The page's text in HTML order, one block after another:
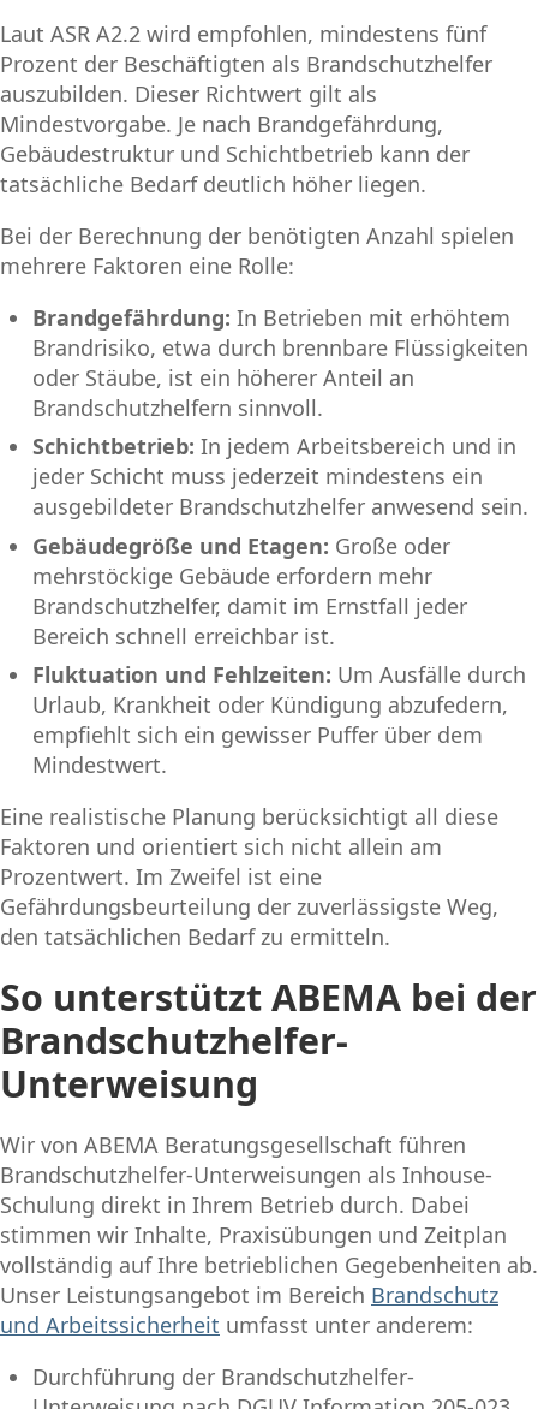
Laut ASR A2.2 wird empfohlen, mindestens fünf
Prozent der Beschäftigten als Brandschutzhelfer
auszubilden. Dieser Richtwert gilt als
Mindestvorgabe. Je nach Brandgefährdung,
Gebäudestruktur und Schichtbetrieb kann der
tatsächliche Bedarf deutlich höher liegen.
Bei der Berechnung der benötigten Anzahl spielen
mehrere Faktoren eine Rolle:
Brandgefährdung: In Betrieben mit erhöhtem
Brandrisiko, etwa durch brennbare Flüssigkeiten
oder Stäube, ist ein höherer Anteil an
Brandschutzhelfern sinnvoll.
Schichtbetrieb: In jedem Arbeitsbereich und in
jeder Schicht muss jederzeit mindestens ein
ausgebildeter Brandschutzhelfer anwesend sein.
Gebäudegröße und Etagen: Große oder
mehrstöckige Gebäude erfordern mehr
Brandschutzhelfer, damit im Ernstfall jeder
Bereich schnell erreichbar ist.
Fluktuation und Fehlzeiten: Um Ausfälle durch
Urlaub, Krankheit oder Kündigung abzufedern,
empfiehlt sich ein gewisser Puffer über dem
Mindestwert.
Eine realistische Planung berücksichtigt all diese
Faktoren und orientiert sich nicht allein am
Prozentwert. Im Zweifel ist eine
Gefährdungsbeurteilung der zuverlässigste Weg,
den tatsächlichen Bedarf zu ermitteln.
So unterstützt ABEMA bei der
Brandschutzhelfer-
Unterweisung
Wir von ABEMA Beratungsgesellschaft führen
Brandschutzhelfer-Unterweisungen als Inhouse-
Schulung direkt in Ihrem Betrieb durch. Dabei
stimmen wir Inhalte, Praxisübungen und Zeitplan
vollständig auf Ihre betrieblichen Gegebenheiten ab.
Unser Leistungsangebot im Bereich Brandschutz
und Arbeitssicherheit umfasst unter anderem:
Durchführung der Brandschutzhelfer-